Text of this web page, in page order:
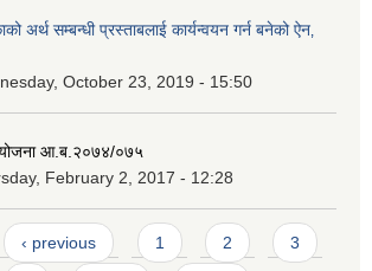
अर्थ सम्बन्धी प्रस्ताबलाई कार्यन्वयन गर्न बनेको ऐन‚
October 23, 2019 - 15:50
योजना आ.ब.२०७४/०७५
February 2, 2017 - 12:28
‹ previous 1 2 3